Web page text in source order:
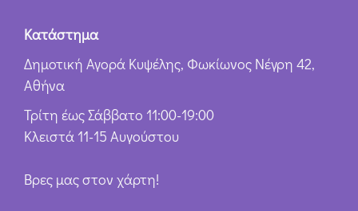
Κατάστημα
Δημοτική Αγορά Κυψέλης, Φωκίωνος Νέγρη 42,
Αθήνα
Τρίτη έως Σάββατο 11:00-19:00
Κλειστά 11-15 Αυγούστου
Βρες μας στον χάρτη!